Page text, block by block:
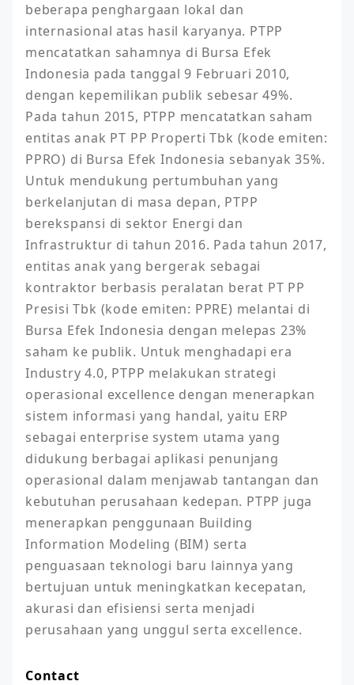
beberapa penghargaan lokal dan
internasional atas hasil karyanya. PTPP
mencatatkan sahamnya di Bursa Efek
Indonesia pada tanggal 9 Februari 2010,
dengan kepemilikan publik sebesar 49%.
Pada tahun 2015, PTPP mencatatkan saham
entitas anak PT PP Properti Tbk (kode emiten:
PPRO) di Bursa Efek Indonesia sebanyak 35%.
Untuk mendukung pertumbuhan yang
berkelanjutan di masa depan, PTPP
berekspansi di sektor Energi dan
Infrastruktur di tahun 2016. Pada tahun 2017,
entitas anak yang bergerak sebagai
kontraktor berbasis peralatan berat PT PP
Presisi Tbk (kode emiten: PPRE) melantai di
Bursa Efek Indonesia dengan melepas 23%
saham ke publik. Untuk menghadapi era
Industry 4.0, PTPP melakukan strategi
operasional excellence dengan menerapkan
sistem informasi yang handal, yaitu ERP
sebagai enterprise system utama yang
didukung berbagai aplikasi penunjang
operasional dalam menjawab tantangan dan
kebutuhan perusahaan kedepan. PTPP juga
menerapkan penggunaan Building
Information Modeling (BIM) serta
penguasaan teknologi baru lainnya yang
bertujuan untuk meningkatkan kecepatan,
akurasi dan efisiensi serta menjadi
perusahaan yang unggul serta excellence.
Contact